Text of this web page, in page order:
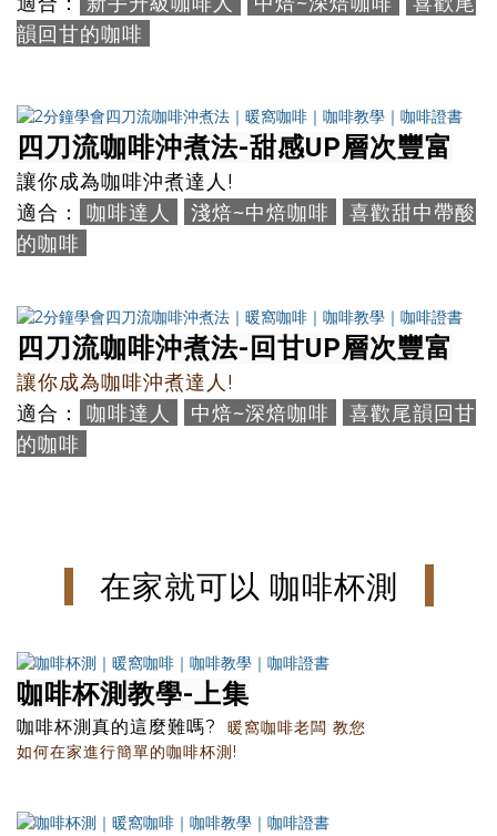
韻回甘的咖啡
四刀流咖啡沖煮法-甜感UP層次豐富
讓你成為咖啡沖煮達人!
適合：
咖啡達人 淺焙~中焙咖啡
喜歡甜中帶酸
的咖啡
四刀流咖啡沖煮法-回甘UP層次豐富
讓你成為咖啡沖煮達人!
適合：
咖啡達人 中焙~深焙咖啡
喜歡尾韻回甘
的咖啡
在家就可以 咖啡杯測
咖啡杯測教學-上集
咖啡杯測真的這麼難嗎? 暖窩咖啡老闆 教您
如何在家進行簡單的咖啡杯測!